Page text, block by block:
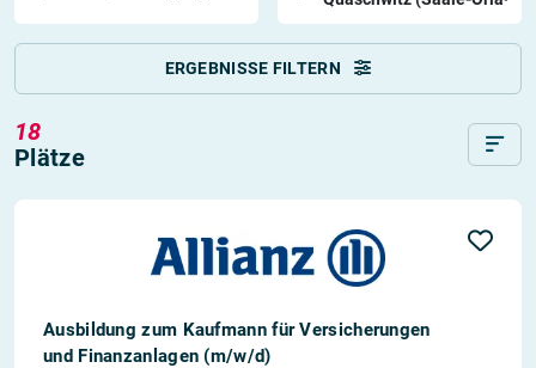
ERGEBNISSE FILTERN
18
Plätze
Ausbildung zum Kaufmann für Versicherungen
und Finanzanlagen (m/w/d)